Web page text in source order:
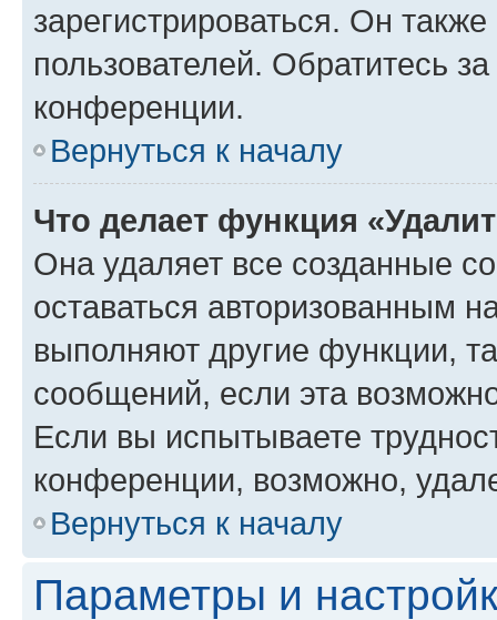
зарегистрироваться. Он
пользователей. Обратитесь
конференции.
Вернуться к началу
Что делает функция
Она удаляет все созданные
оставаться авторизованным
выполняют другие функции,
сообщений, если эта
Если вы испытываете
конференции, возможно,
Вернуться к началу
Параметры и